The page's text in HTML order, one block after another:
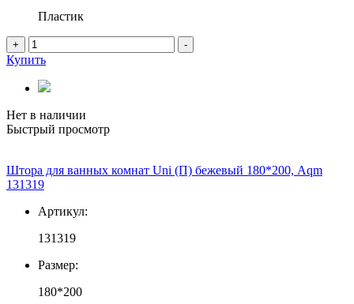
Пластик
+ -
Купить
Нет в наличии
Быстрый просмотр
Штора для ванных комнат Uni (П) бежевый 180*200, Aqm
131319
Артикул:
131319
Размер:
180*200